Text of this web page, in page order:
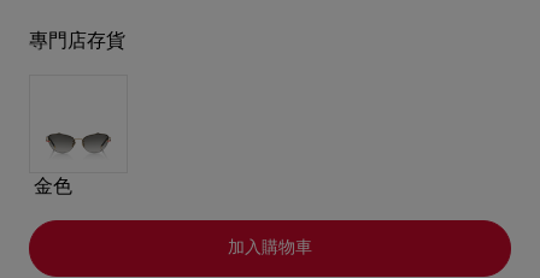
專門店存貨
金色
加入購物車